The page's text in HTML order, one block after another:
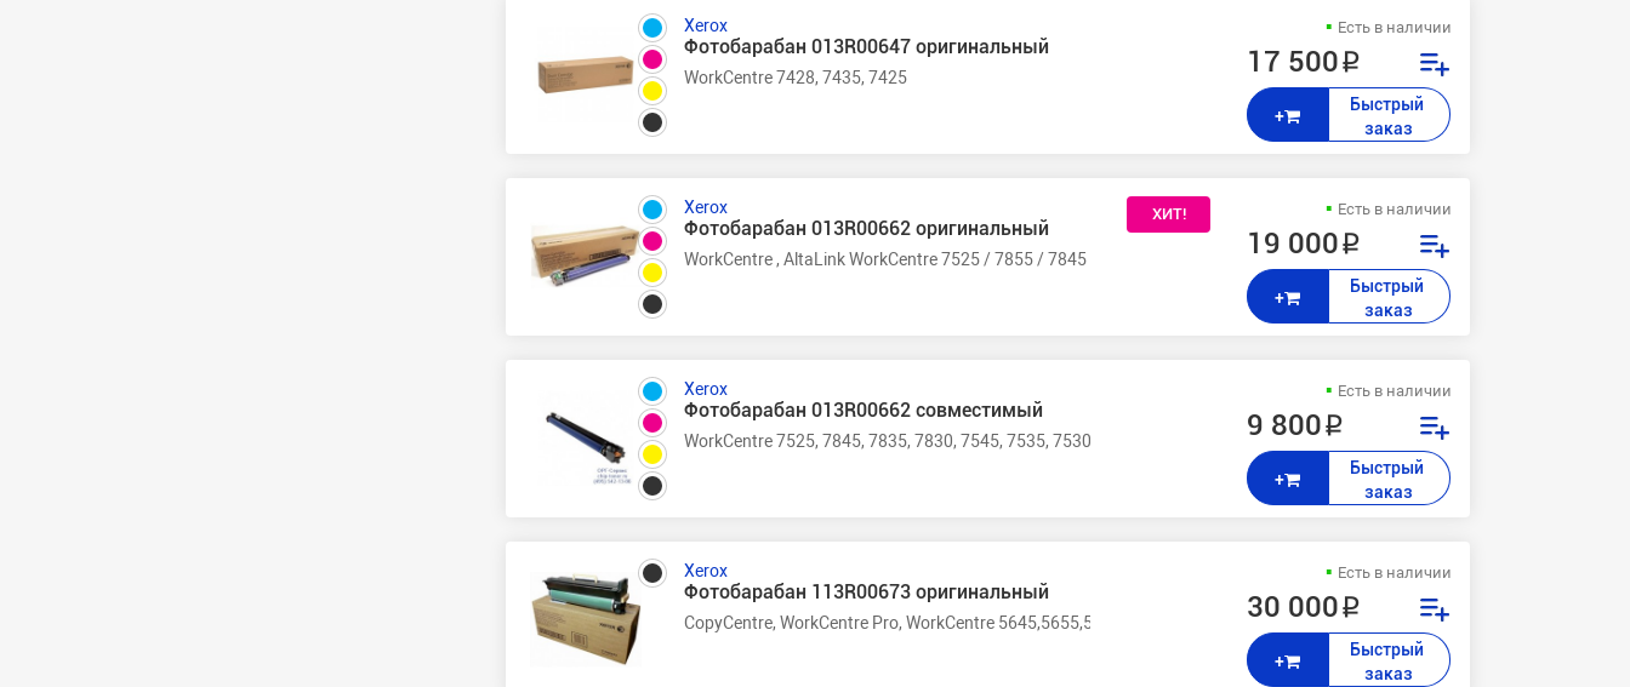
Xerox
Фотобарабан 013R00647 оригинальный
WorkCentre 7428, 7435, 7425
Есть в наличии
17 500 ₽
+
Быстрый
заказ
Xerox
Фотобарабан 013R00662 оригинальный
WorkCentre , AltaLink WorkCentre 7525 / 7855 / 7845 / 7835 / 7830 / 7556 / 7545 / 7535 / 7530 / 7435 / 7425 AltaLink
ХИТ! Есть в наличии
19 000 ₽
+
Быстрый
заказ
Xerox
Фотобарабан 013R00662 совместимый
WorkCentre 7525, 7845, 7835, 7830, 7545, 7535, 7530
Есть в наличии
9 800 ₽
+
Быстрый
заказ
Xerox
Фотобарабан 113R00673 оригинальный
CopyCentre, WorkCentre Pro, WorkCentre 5645,5655,5665,5675,5687,5740,5745,5755,5765,5775,5790,5845,5855,
Есть в наличии
30 000 ₽
+
Быстрый
заказ